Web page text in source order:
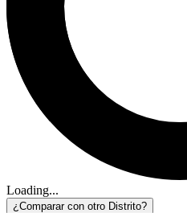
Loading...
¿Comparar con otro Distrito?